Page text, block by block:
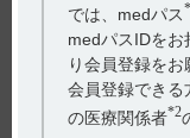
関連するQ&A
【エラスチーム
【エラスチーム
では、medパス
medパスIDをお
り会員登録をお
会員登録できる
の医療関係者*2